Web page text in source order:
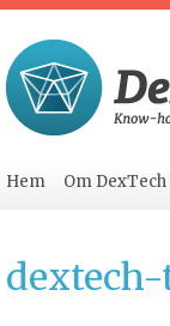
Hem Om DexTech
dextech-